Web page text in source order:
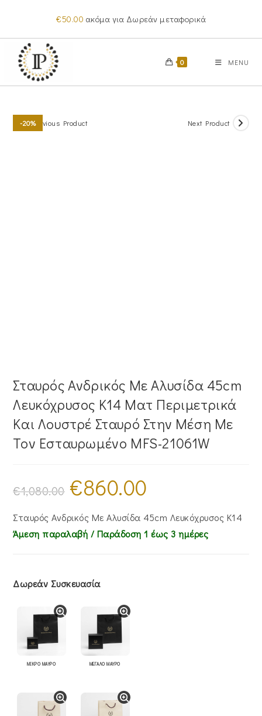
content
€50.00 ακόμα για Δωρεάν μεταφορικά
0 MENU
-20%Previous Product Next Product
Σταυρός Ανδρικός Με Αλυσίδα 45cm
Λευκόχρυσος Κ14 Ματ Περιμετρικά
Και Λουστρέ Σταυρό Στην Μέση Με
Τον Εσταυρωμένο MFS-21061W
€1,080.00
Original
price
was:
€860.00
€860.00.
Σταυρός Ανδρικός Με Αλυσίδα 45cm Λευκόχρυσος Κ14
Άμεση παραλαβή / Παράδoση 1 έως 3 ημέρες
Δωρεάν Συσκευασία
ΜΙΚΡΟ ΜΑΥΡΟ ΜΕΓΑΛΟ ΜΑΥΡΟ